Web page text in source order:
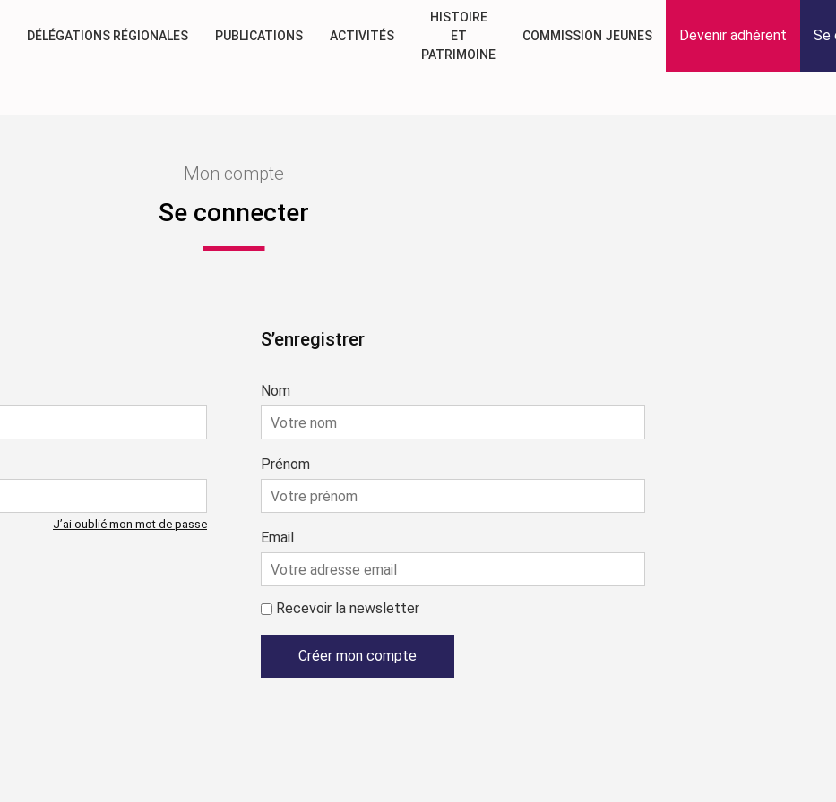
DÉLÉGATIONS RÉGIONALES PUBLICATIONS ACTIVITÉS
HISTOIRE
ET
PATRIMOINE
COMMISSION JEUNES Devenir adhérent Se
Mon compte
Se connecter
J’ai oublié mon mot de passe
S’enregistrer
Nom
Prénom
Email
Recevoir la newsletter